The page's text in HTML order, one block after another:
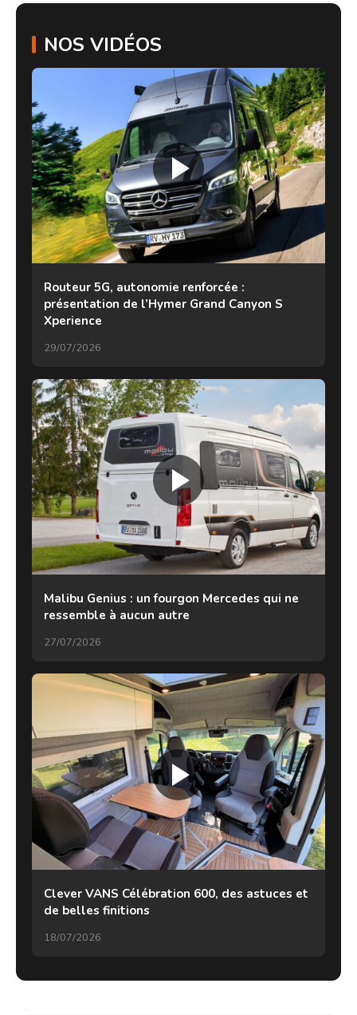
NOS VIDÉOS
Routeur 5G, autonomie renforcée :
présentation de l’Hymer Grand Canyon S
Xperience
29/07/2026
Malibu Genius : un fourgon Mercedes qui ne
ressemble à aucun autre
27/07/2026
Clever VANS Célébration 600, des astuces et
de belles finitions
18/07/2026